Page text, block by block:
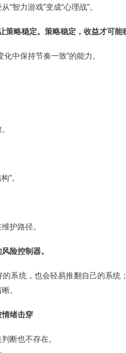
智力游戏”变成“心理战”。
策略稳定。策略稳定，收益才可能
中保持节奏一致”的能力。
”。
护路径。
险控制器。
系统，也会轻易推翻自己的系统
。
情绪击穿
断也不存在。